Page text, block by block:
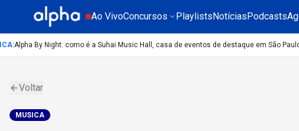
Ao VivoConcursos PlaylistsNotíciasPodcasts
:Alpha By Night: como é a Suhai Music Hall, casa de eventos de destaque em São Paulo?
Voltar
MUSICA